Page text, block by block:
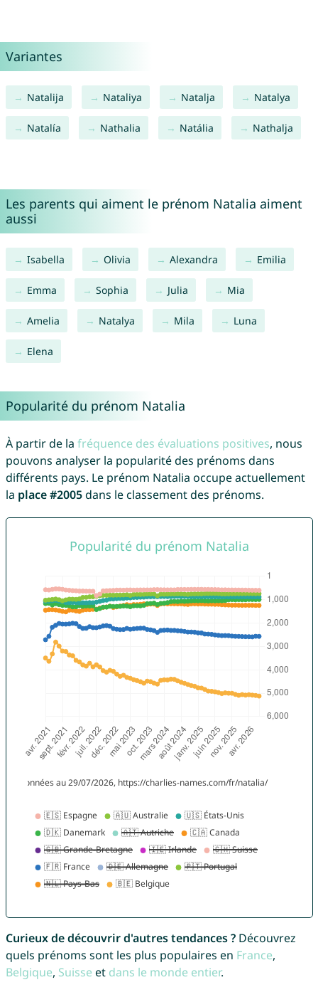
Variantes
Natalija Nataliya Natalja Natalya
Natalía Nathalia Natália Nathalja
Les parents qui aiment le prénom Natalia aiment
aussi
Isabella Olivia Alexandra Emilia
Emma Sophia Julia Mia
Amelia Natalya Mila Luna
Elena
Popularité du prénom Natalia
À partir de la fréquence des évaluations positives, nous
pouvons analyser la popularité des prénoms dans
différents pays. Le prénom Natalia occupe actuellement
la place #2005dans le classement des prénoms.
Curieux de découvrir d'autres tendances ?Découvrez
quels prénoms sont les plus populaires en France,
Belgique, Suisse et dans le monde entier.